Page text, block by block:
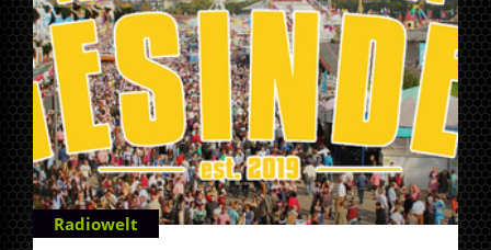
Radiowelt